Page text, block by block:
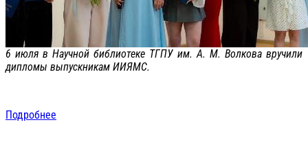
6 июля в Научной библиотеке ТГПУ им. А. М. Волкова вручили
дипломы выпускникам ИИЯМС.
Подробнее